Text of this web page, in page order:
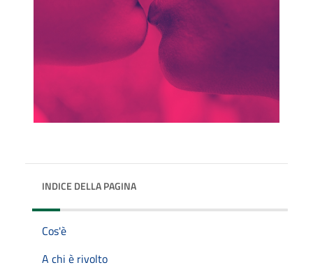
INDICE DELLA PAGINA
Cos'è
A chi è rivolto